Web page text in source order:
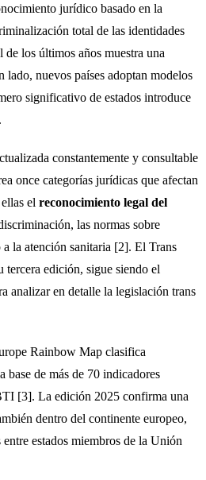
jurídico basado en la
total de las identidades
los últimos años muestra una
lado, nuevos países adoptan modelos
significativo de estados introduce
constantemente y consultable
once categorías jurídicas que afectan
el reconocimiento legal del
las normas sobre
la atención sanitaria [2]. El Trans
edición, sigue siendo el
analizar en detalle la legislación trans
Rainbow Map clasifica
base de más de 70 indicadores
[3]. La edición 2025 confirma una
dentro del continente europeo,
estados miembros de la Unión